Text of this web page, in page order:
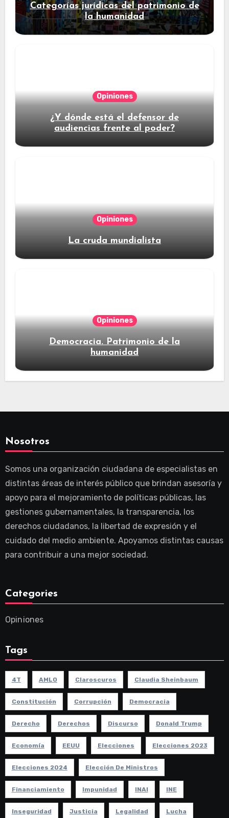
Categorías jurídicas del patrimonio de
la humanidad
Opiniones
¿Y dónde está el defensor de
audiencias frente al poder?
Opiniones
La cruda mundialista
Opiniones
Democracia. Patrimonio de la
humanidad
Nosotros
Somos una organización ciudadana de especialistas en
distintas áreas de interés público que brindan asesoría y
apoyo para el mejoramiento de políticas públicas, las
gestiones gubernamentales, la transparencia, los
derechos ciudadanos, la libertad de expresión y el
cuidado del medio ambiente. Apoyamos distintas causas
para contribuir a una mejor sociedad.
Categories
Opiniones
Tags
4T AMLO Claroscuros Claudia Sheinbaum
Constitución Corrupción Democracia
Derecho Derechos Discurso Donald Trump
Economía EEUU Elecciones Elecciones 2023
Elecciones 2024 Elección De Ministros
Financiamiento Impunidad INAI INE
Inseguridad Justicia Legalidad Lucha